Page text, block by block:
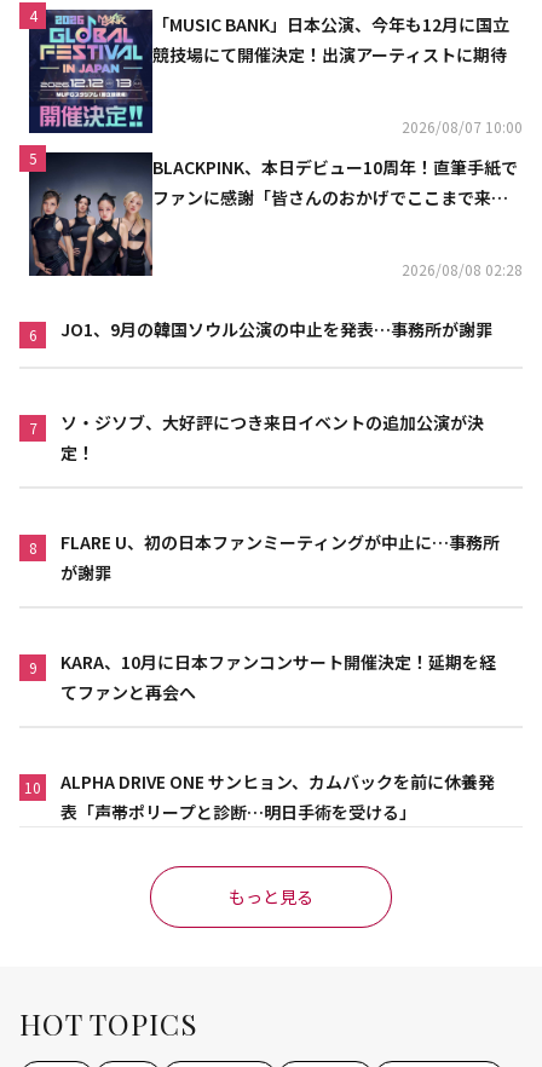
4
「MUSIC BANK」日本公演、今年も12月に国立
競技場にて開催決定！出演アーティストに期待
2026/08/07 10:00
5
BLACKPINK、本日デビュー10周年！直筆手紙で
ファンに感謝「皆さんのおかげでここまで来ら
2026/08/08 02:28
6 JO1、9月の韓国ソウル公演の中止を発表…事務所が謝罪
7
ソ・ジソブ、大好評につき来日イベントの追加公演が決
定！
8
FLARE U、初の日本ファンミーティングが中止に…事務所
が謝罪
9
KARA、10月に日本ファンコンサート開催決定！延期を経
てファンと再会へ
10
ALPHA DRIVE ONE サンヒョン、カムバックを前に休養発
表「声帯ポリープと診断…明日手術を受ける」
もっと見る
HOT TOPICS